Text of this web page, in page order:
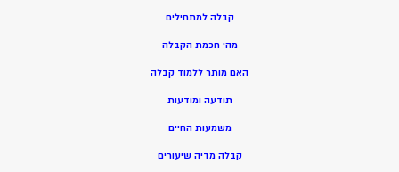
קבלה למתחילים
מהי חכמת הקבלה
האם מותר ללמוד קבלה
תודעה ומודעות
משמעות החיים
קבלה מדיה שיעורים